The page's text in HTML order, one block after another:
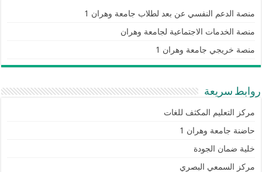
منصة الدعم النفسي عن بعد لطلاب جامعة وهران 1
منصة الخدمات الاجتماعية لجامعة وهران
منصة خريجي جامعة وهران 1
روابط سريعة
مركز التعليم المكثف للغات
حاضنة جامعة وهران 1
خلية ضمان الجودة
مركز السمعي البصري